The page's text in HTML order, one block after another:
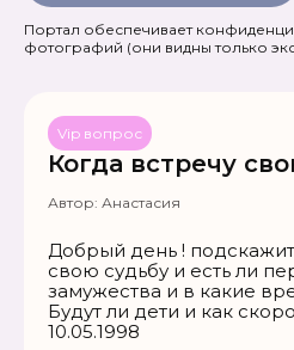
Портал обеспечивает
фотографий (они видны только
Когда встречу
Vip вопрос
Автор: Анастасия
Добрый день !
свою судьбу и есть ли
замужества и в какие
Будут ли дети и как
10.05.1998